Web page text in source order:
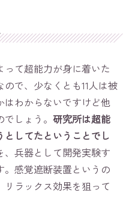
て超能力が身に着いた
で、少なくとも11人は被
はわからないですけど他
しょう。 研究所は超能
してたということでし
、兵器として開発実験す
。感覚遮断装置というの
ラックス効果を狙って